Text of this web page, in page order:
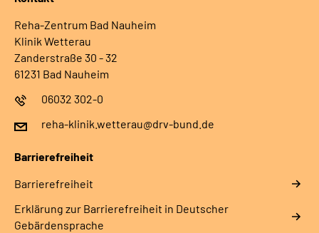
Reha-Zentrum Bad Nauheim
Klinik Wetterau
Zanderstraße 30 - 32
61231 Bad Nauheim
06032 302-0
reha-klinik.wetterau@drv-bund.de
Barrierefreiheit
Barrierefreiheit
Erklärung zur Barrierefreiheit in Deutscher
Gebärdensprache